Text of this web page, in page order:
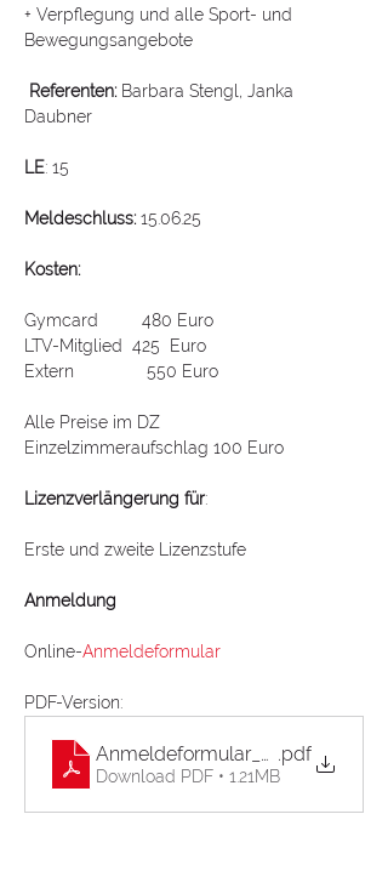
+ Verpflegung und alle Sport- und
Bewegungsangebote
Referenten: Barbara Stengl, Janka
Daubner
LE: 15
Meldeschluss: 15.06.25
Kosten:
Gymcard         480 Euro
LTV-Mitglied  425  Euro
Extern               550 Euro
Alle Preise im DZ
Einzelzimmeraufschlag 100 Euro
Lizenzverlängerung für:
Erste und zweite Lizenzstufe
Anmeldung
Online-Anmeldeformular
PDF-Version:
Anmeldeformular_neu.pdf
Download PDF • 1.21MB